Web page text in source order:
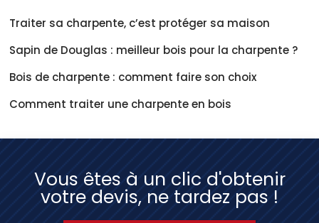
Traiter sa charpente, c’est protéger sa maison
Sapin de Douglas : meilleur bois pour la charpente ?
Bois de charpente : comment faire son choix
Comment traiter une charpente en bois
Vous êtes à un clic d'obtenir
votre devis, ne tardez pas !